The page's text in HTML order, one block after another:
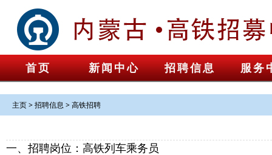
首页 新闻中心 招聘信息 服务
主页>招聘信息 >高铁招聘
一、招聘岗位：高铁列车乘务员